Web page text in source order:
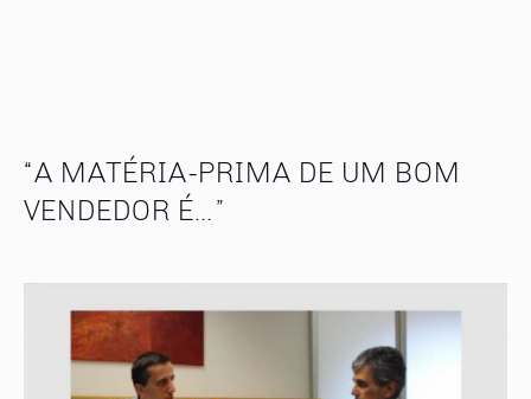
“A MATÉRIA-PRIMA DE UM BOM
VENDEDOR É…”